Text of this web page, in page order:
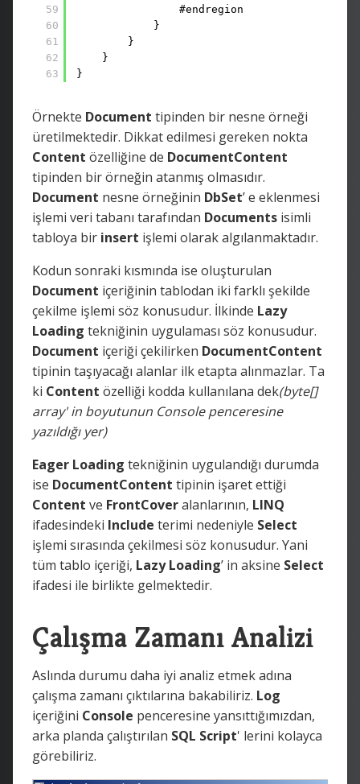
59
60
61
62
63
#endregion
}
}
}
}
Örnekte Document tipinden bir nesne örneği
üretilmektedir. Dikkat edilmesi gereken nokta
Content özelliğine de DocumentContent
tipinden bir örneğin atanmış olmasıdır.
Document nesne örneğinin DbSet’ e eklenmesi
işlemi veri tabanı tarafından Documents isimli
tabloya bir insert işlemi olarak algılanmaktadır.
Kodun sonraki kısmında ise oluşturulan
Document içeriğinin tablodan iki farklı şekilde
çekilme işlemi söz konusudur. İlkinde Lazy
Loading tekniğinin uygulaması söz konusudur.
Document içeriği çekilirken DocumentContent
tipinin taşıyacağı alanlar ilk etapta alınmazlar. Ta
ki Content özelliği kodda kullanılana dek(byte[]
array' in boyutunun Console penceresine
yazıldığı yer)
Eager Loading tekniğinin uygulandığı durumda
ise DocumentContent tipinin işaret ettiği
Content ve FrontCoveralanlarının, LINQ
ifadesindeki Include terimi nedeniyle Select
işlemi sırasında çekilmesi söz konusudur. Yani
tüm tablo içeriği, Lazy Loading’ in aksine Select
ifadesi ile birlikte gelmektedir.
Çalışma Zamanı Analizi
Aslında durumu daha iyi analiz etmek adına
çalışma zamanı çıktılarına bakabiliriz. Log
içeriğini Console penceresine yansıttığımızdan,
arka planda çalıştırılan SQL Script' lerini kolayca
görebiliriz.